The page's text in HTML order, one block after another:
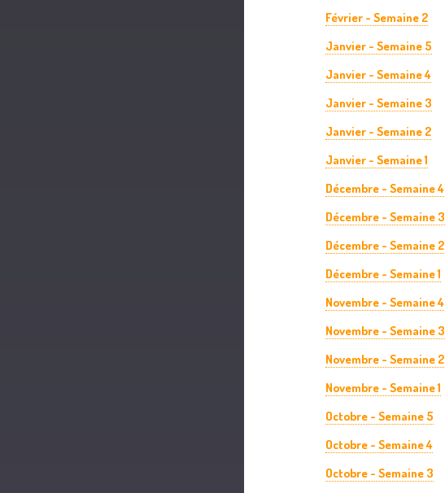
Février - Semaine 2
Janvier - Semaine 5
Janvier - Semaine 4
Janvier - Semaine 3
Janvier - Semaine 2
Janvier - Semaine 1
Décembre - Semaine 4
Décembre - Semaine 3
Décembre - Semaine 2
Décembre - Semaine 1
Novembre - Semaine 4
Novembre - Semaine 3
Novembre - Semaine 2
Novembre - Semaine 1
Octobre - Semaine 5
Octobre - Semaine 4
Octobre - Semaine 3